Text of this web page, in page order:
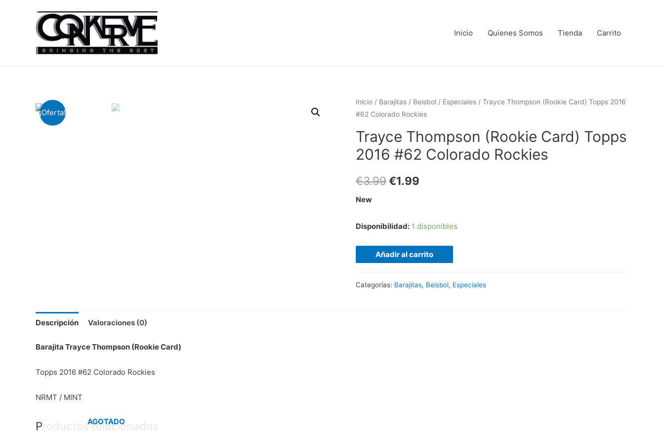
Inicio Quienes Somos Tienda Carrito
¡Oferta!
Inicio / Barajitas / Beisbol / Especiales / Trayce Thompson (Rookie Card) Topps 2016
#62 Colorado Rockies
Trayce Thompson (Rookie Card) Topps
2016 #62 Colorado Rockies
€3.99€1.99
New
Disponibilidad: 1 disponibles
Añadir al carrito
Categorías: Barajitas, Beisbol, Especiales
Descripción Valoraciones (0)
Barajita Trayce Thompson (Rookie Card)
Topps 2016 #62 Colorado Rockies
NRMT / MINT
Productos relacionados
AGOTADO